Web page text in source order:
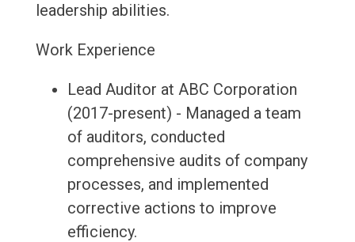
leadership abilities.
Work Experience
Lead Auditor at ABC Corporation
(2017-present) - Managed a team
of auditors, conducted
comprehensive audits of company
processes, and implemented
corrective actions to improve
efficiency.